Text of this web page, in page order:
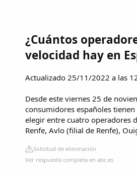
¿Cuántos
velocidad hay en
Actualizado 25/11/2022 a las
Desde este viernes 25 de
consumidores españoles
elegir entre cuatro operadores
Renfe, Avlo (filial de Renfe),
Solicitud de eliminación
Ver respuesta completa en abc.es